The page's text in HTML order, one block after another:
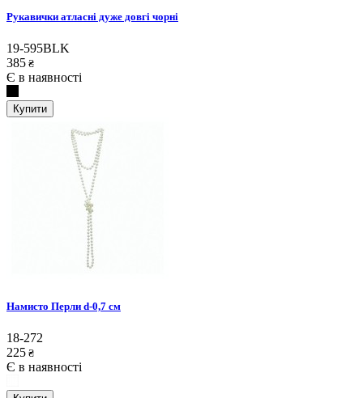
Рукавички атласні дуже довгі чорні
19-595BLK
385 ₴
Є в наявності
Купити
Намисто Перли d-0,7 см
18-272
225 ₴
Є в наявності